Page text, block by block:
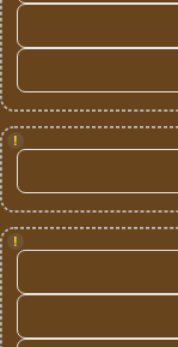
!
!